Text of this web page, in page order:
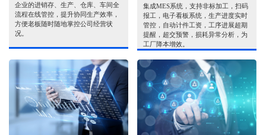
企业的进销存、生产、仓库、车间全
流程在线管控，提升协同生产效率，
方便老板随时随地掌控公司经营状
况。
集成MES系统，支持非标加工，扫码
报工，电子看板系统，生产进度实时
管控，自动计件工资，工序进展超期
提醒，超交预警，损耗异常分析，为
工厂降本增效。